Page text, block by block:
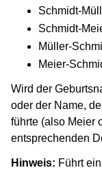
Schmidt-
Schmidt-
Müller-
Meier-
Wird der
oder der Name,
führte (also Meier
entsprechenden
Hinweis: Führt